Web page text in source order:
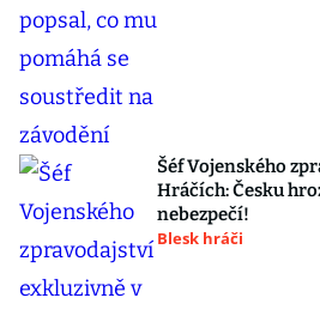
Šéf Vojenského
Hráčích: Česku
nebezpečí!
Blesk hráči